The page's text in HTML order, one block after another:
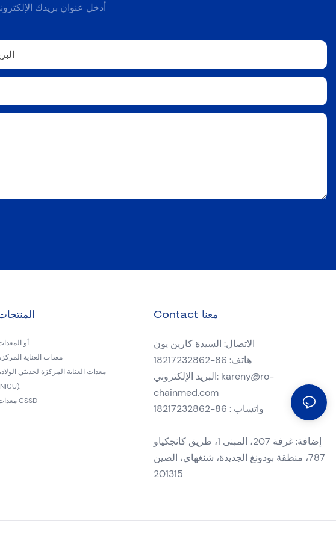
أدخل عنوان بريدك
أو
معدات العناية
معدات العناية المركزة لحديثي
معدات CSSD
Contact معنا
الاتصال: السيدة كارين يون
هاتف: 86-18217232862
البريد الإلكتروني: kareny@ro-
chainmed.com
واتساب : 86-18217232862
إضافة: غرفة 207، المبنى 1، طريق كانجكياو
787، منطقة بودونغ الجديدة، شنغهاي، الصين
201315